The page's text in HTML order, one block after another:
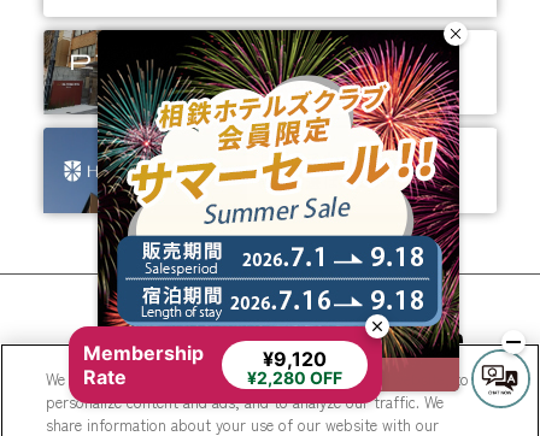
ありそうでなかった、
ちょっと新しいカタチ。
ビジネスからレジャーまで、
幅広く選ばれるホテルへ。
相鉄ホテルズ 公式SNS
We use cookies to improve your experience on our website, to
personalize content and ads, and to analyze our traffic. We
share information about your use of our website with our
Membership
Rate
¥9,120
¥2,280 OFF